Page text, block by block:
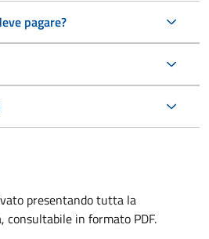
pagare?
presentando tutta la
consultabile in formato PDF.